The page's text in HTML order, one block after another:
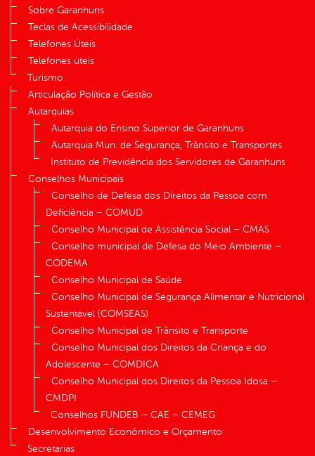
Sobre Garanhuns
Teclas de Acessibilidade
Telefones Úteis
Telefones úteis
Turismo
Articulação Política e Gestão
Autarquias
Autarquia do Ensino Superior de Garanhuns
Autarquia Mun. de Segurança, Trânsito e Transportes
Instituto de Previdência dos Servidores de Garanhuns
Conselhos Municipais
Conselho de Defesa dos Direitos da Pessoa com
Deficiência – COMUD
Conselho Municipal de Assistência Social – CMAS
Conselho municipal de Defesa do Meio Ambiente –
CODEMA
Conselho Municipal de Saúde
Conselho Municipal de Segurança Alimentar e Nutricional
Sustentável (COMSEAS)
Conselho Municipal de Trânsito e Transporte
Conselho Municipal dos Direitos da Criança e do
Adolescente – COMDICA
Conselho Municipal dos Direitos da Pessoa Idosa –
CMDPI
Conselhos FUNDEB – CAE – CEMEG
Desenvolvimento Econômico e Orçamento
Secretarias